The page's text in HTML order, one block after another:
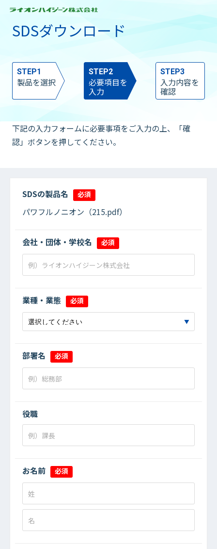
SDSダウンロード
STEP1
製品を選択
STEP2
必要項目を
入力
STEP3
入力内容を
確認
下記の入力フォームに必要事項をご入力の上、「確
認」ボタンを押してください。
SDSの製品名 必須
パワフルノニオン（215.pdf）
会社・団体・学校名 必須
業種・業態 必須
部署名 必須
役職
お名前 必須